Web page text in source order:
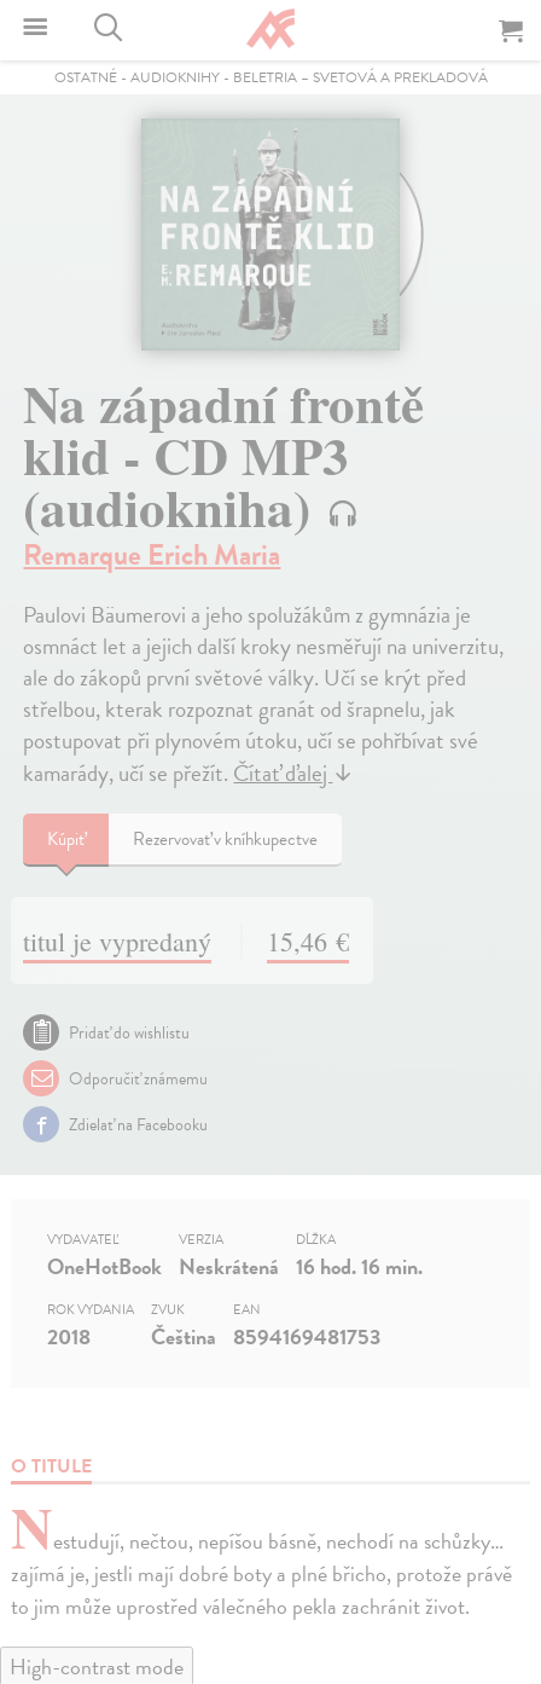
OSTATNÉ- AUDIOKNIHY- BELETRIA – SVETOVÁ A PREKLADOVÁ
Na západní frontě
klid - CD MP3
(audiokniha)
Remarque Erich Maria
Paulovi Bäumerovi a jeho spolužákům z gymnázia je
osmnáct let a jejich další kroky nesměřují na univerzitu,
ale do zákopů první světové války. Učí se krýt před
střelbou, kterak rozpoznat granát od šrapnelu, jak
postupovat při plynovém útoku, učí se pohřbívat své
kamarády, učí se přežít.Čítať ďalej↓
Kúpiť Rezervovať v kníhkupectve
titul je vypredaný 15,46 €
Pridať do wishlistu
Odporučiť známemu
Zdielať na Facebooku
O TITULE
Nestudují, nečtou, nepíšou básně, nechodí na schůzky…
zajímá je, jestli mají dobré boty a plné břicho, protože právě
to jim může uprostřed válečného pekla zachránit život.
VYDAVATEĽ
OneHotBook
VERZIA
Neskrátená
DĹŽKA
16 hod. 16 min.
ROK VYDANIA
2018
ZVUK
Čeština
EAN
8594169481753
High-contrast mode